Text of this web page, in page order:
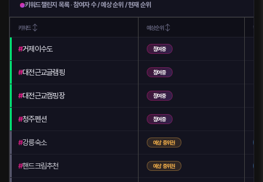
키워드챌린지 목록 · 참여자 수 / 예상 순위 / 현재 순위
키워드↕ 예상순위↕ 현재
#거제이수도 참여중
#대전근교글램핑 참여중
#대전근교캠핑장 참여중
#청주펜션 참여중
#강릉숙소 예상 중위권
#핸드크림추천 예상 중위권